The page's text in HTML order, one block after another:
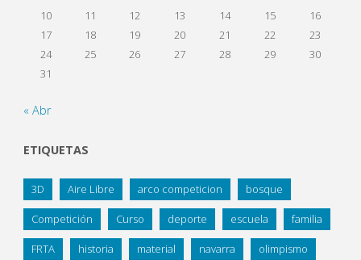
10
11 12 13 14 15
16
17
18 19 20 21 22
23
24
25 26 27 28 29
30
31
« Abr
ETIQUETAS
3D Aire Libre arco competicion bosque
Competición Curso deporte escuela familia
FRTA historia material navarra olimpismo